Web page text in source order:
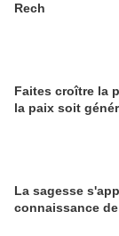
Rech
Faites croître la
la paix soit
La sagesse
connaissance